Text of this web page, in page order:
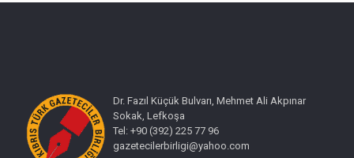
Dr. Fazıl Küçük Bulvarı, Mehmet Ali Akpınar
Sokak, Lefkoşa
Tel: +90 (392) 225 77 96
gazetecilerbirligi@yahoo.com